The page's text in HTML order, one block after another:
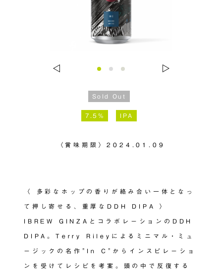
Sold Out
7.5% IPA
〈賞味期限〉2024.01.09
〈 多彩なホップの香りが絡み合い一体となっ
て押し寄せる、重厚なDDH DIPA 〉
IBREW GINZAとコラボレーションのDDH
DIPA。Terry Rileyによるミニマル・ミュ
ージックの名作"In C"からインスピレーショ
ンを受けてレシピを考案。頭の中で反復する